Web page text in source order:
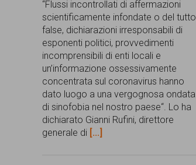
dei
diritti
di
cittadinanza
per
tutti.
“Flussi incontrollati di affermazioni
scientificamente infondate o del tutto
false, dichiarazioni irresponsabili di
esponenti politici, provvedimenti
incomprensibili di enti locali e
un’informazione ossessivamente
concentrata sul coronavirus hanno
dato luogo a una vergognosa ondata
di sinofobia nel nostro paese“. Lo ha
dichiarato Gianni Rufini, direttore
generale di [...]